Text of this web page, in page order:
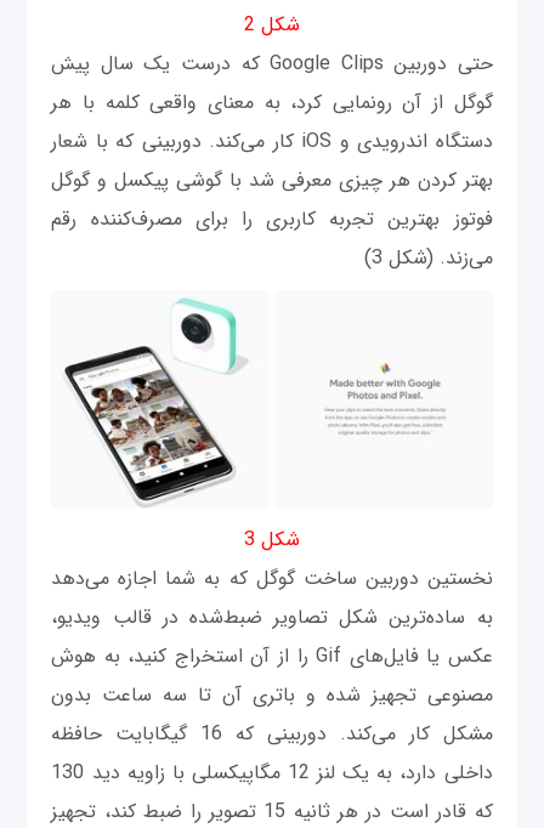
شکل 2
حتی دوربین Google Clips که درست یک سال پیش
گوگل از آن رونمایی کرد، به معنای واقعی کلمه با هر
دستگاه اندرویدی و iOS کار می‌کند. دوربینی که با شعار
بهتر کردن هر چیزی معرفی شد با گوشی پیکسل و گوگل
فوتوز بهترین تجربه کاربری را برای مصرف‌کننده رقم
می‌زند. (شکل 3)
شکل 3
نخستین دوربین ساخت گوگل که به شما اجازه می‌دهد
به ساده‌ترین شکل تصاویر ضبط‌شده در قالب ویدیو،
عکس یا فایل‌های Gif را از آن استخراج کنید، به هوش
مصنوعی تجهیز شده و باتری آن تا سه ساعت بدون
مشکل کار می‌کند. دوربینی که 16 گیگابایت حافظه
داخلی دارد، به یک لنز 12 مگاپیکسلی با زاویه دید 130
که قادر است در هر ثانیه 15 تصویر را ضبط کند، تجهیز